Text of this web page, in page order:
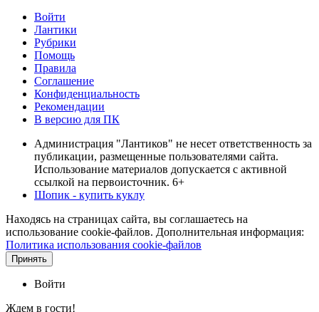
Войти
Лантики
Рубрики
Помощь
Правила
Соглашение
Конфиденциальность
Рекомендации
В версию для ПК
Администрация "Лантиков" не несет ответственность за
публикации, размещенные пользователями сайта.
Использование материалов допускается с активной
ссылкой на первоисточник. 6+
Шопик - купить куклу
Находясь на страницах сайта, вы соглашаетесь на
использование cookie-файлов. Дополнительная информация:
Политика использования cookie-файлов
Принять
Войти
Ждем в гости!